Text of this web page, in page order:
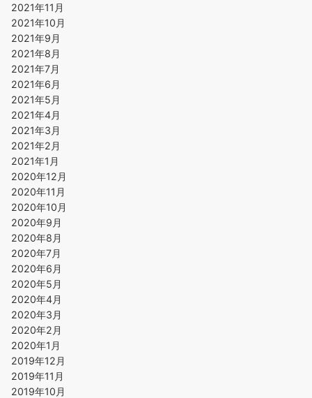
2021年11月
2021年10月
2021年9月
2021年8月
2021年7月
2021年6月
2021年5月
2021年4月
2021年3月
2021年2月
2021年1月
2020年12月
2020年11月
2020年10月
2020年9月
2020年8月
2020年7月
2020年6月
2020年5月
2020年4月
2020年3月
2020年2月
2020年1月
2019年12月
2019年11月
2019年10月